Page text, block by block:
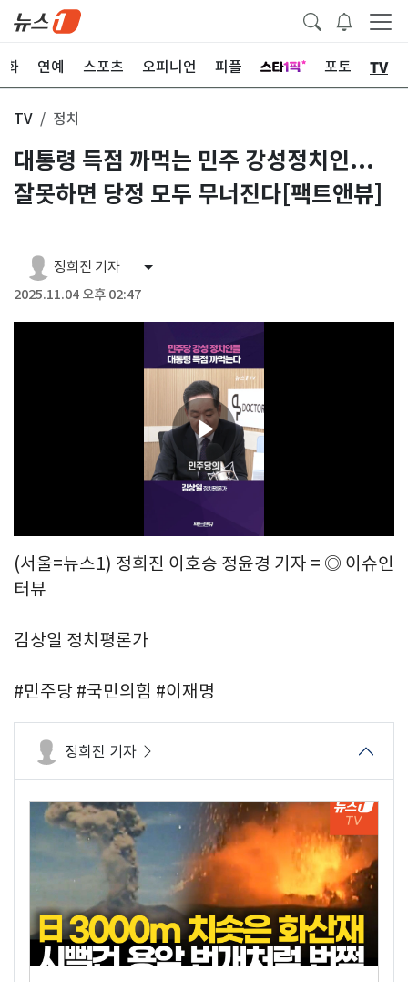
화 연예 스포츠 오피니언 피플 포토 TV
TV 정치
대통령 득점 까먹는 민주 강성정치인...
잘못하면 당정 모두 무너진다[팩트앤뷰]
정희진 기자
2025.11.04 오후 02:47
Play
Video
(서울=뉴스1) 정희진 이호승 정윤경 기자 = ◎ 이슈인
터뷰
김상일 정치평론가
#민주당 #국민의힘 #이재명
정희진 기자